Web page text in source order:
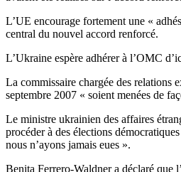
L’UE encourage fortement une «
central du nouvel accord renforcé.
L’Ukraine espère adhérer à l’OMC
La commissaire chargée des relations
septembre 2007 « soient menées de
Le ministre ukrainien des affaires
procéder à des élections
nous n’ayons jamais eues ».
Benita Ferrero-Waldner a déclaré que